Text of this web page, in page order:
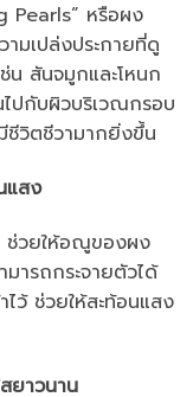
Pearls” หรือผง
มเปล่งประกายที่ดู
น สันจมูกและโหนก
ปกับผิวบริเวณกรอบ
ชีวิตชีวามากยิ่งขึ้น
แสง
ช่วยให้อณูของผง
ารถกระจายตัวได้
ว้ ช่วยให้สะท้อนแสง
ยาวนาน